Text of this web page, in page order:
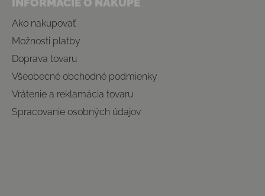
Ako nakupovať
Možnosti platby
Doprava tovaru
Všeobecné obchodné podmienky
Vrátenie a reklamácia tovaru
Spracovanie osobných údajov